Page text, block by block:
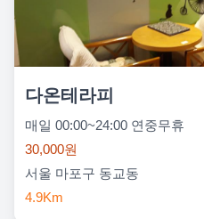
다온테라피
매일 00:00~24:00 연중무휴
30,000원
서울 마포구 동교동
4.9Km